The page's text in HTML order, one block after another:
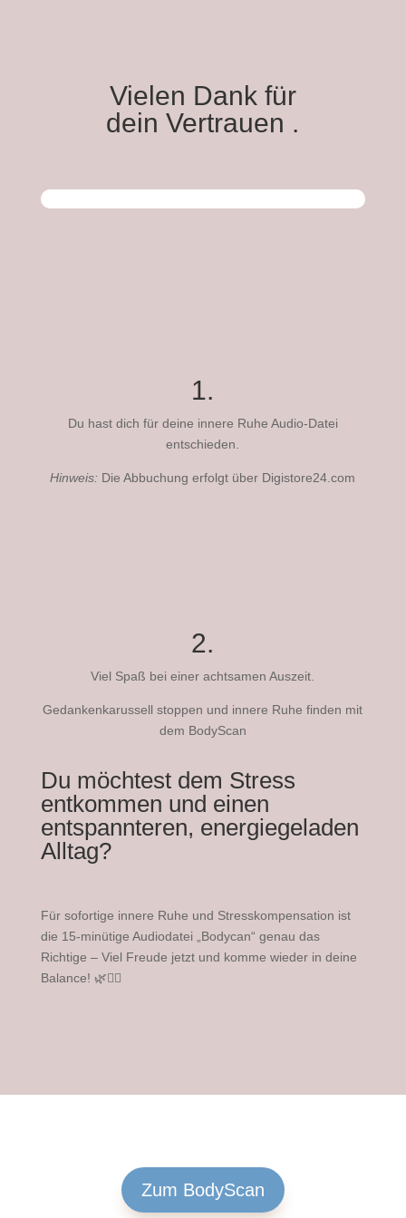
Vielen Dank für
dein Vertrauen .
1.
Du hast dich für deine innere Ruhe Audio-Datei
entschieden.
Hinweis: Die Abbuchung erfolgt über Digistore24.com
2.
Viel Spaß bei einer achtsamen Auszeit.
Gedankenkarussell stoppen und innere Ruhe finden mit
dem BodyScan
Du möchtest dem Stress
entkommen und einen
entspannteren, energiegeladen
Alltag?
Für sofortige innere Ruhe und Stresskompensation ist
die 15-minütige Audiodatei „Bodycan“ genau das
Richtige – Viel Freude jetzt und komme wieder in deine
Balance! 🌿🧘‍♀️
Zum BodyScan